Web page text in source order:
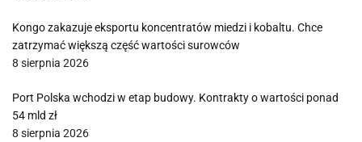
Kongo zakazuje eksportu koncentratów miedzi i kobaltu. Chce
zatrzymać większą część wartości surowców
8 sierpnia 2026
Port Polska wchodzi w etap budowy. Kontrakty o wartości ponad
54 mld zł
8 sierpnia 2026